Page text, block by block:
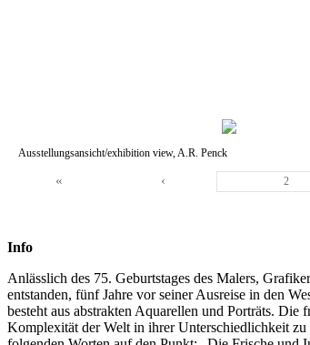
Ausstellungsansicht/exhibition view, A.R. Penck
« ‹
Info
Anlässlich des 75. Geburtstages des Malers,
entstanden, fünf Jahre vor seiner Ausreise in den
besteht aus abstrakten Aquarellen und Porträts.
Komplexität der Welt in ihrer Unterschiedlichkeit